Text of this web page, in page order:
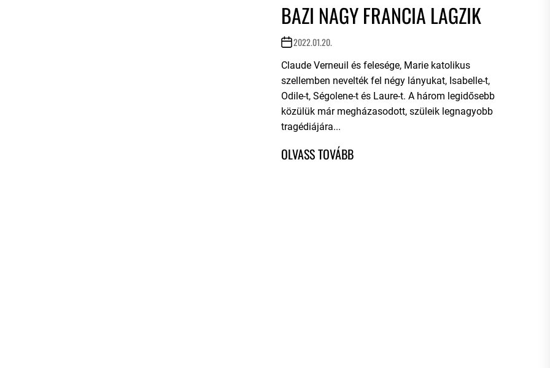
BAZI NAGY FRANCIA LAGZIK
2022.01.20.
Claude Verneuil és felesége, Marie katolikus
szellemben nevelték fel négy lányukat, Isabelle-t,
Odile-t, Ségolene-t és Laure-t. A három legidősebb
közülük már megházasodott, szüleik legnagyobb
tragédiájára...